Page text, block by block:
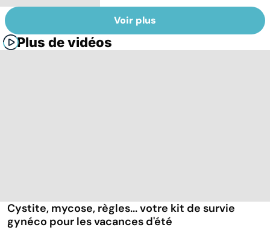
Voir plus
Plus de vidéos
Cystite, mycose, règles... votre kit de survie
gynéco pour les vacances d'été